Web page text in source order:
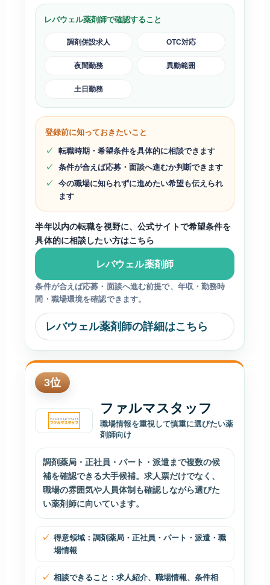
レバウェル薬剤師で確認すること
調剤併設求人 OTC対応
夜間勤務 異動範囲
土日勤務
登録前に知っておきたいこと
転職時期・希望条件を具体的に相談できます
条件が合えば応募・面談へ進むか判断できます
今の職場に知られずに進めたい希望も伝えられ
ます
半年以内の転職を視野に、公式サイトで希望条件を
具体的に相談したい方はこちら
レバウェル薬剤師
条件が合えば応募・面談へ進む前提で、年収・勤務時
間・職場環境を確認できます。
レバウェル薬剤師の詳細はこちら
3位
ファルマスタッフ
職場情報を重視して慎重に選びたい薬
剤師向け
調剤薬局・正社員・パート・派遣まで複数の候
補を確認できる大手候補。求人票だけでなく、
職場の雰囲気や人員体制も確認しながら選びた
い薬剤師に向いています。
得意領域：調剤薬局・正社員・パート・派遣・職
場情報
相談できること：求人紹介、職場情報、条件相